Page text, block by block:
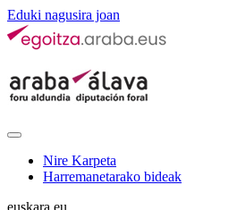
Eduki nagusira joan
Nire Karpeta
Harremanetarako bideak
euskara eu